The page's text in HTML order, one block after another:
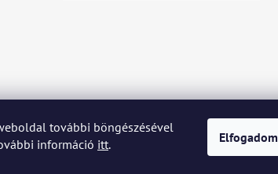
további böngészésével
információ itt. Elfogadom
Italiano Español Français Português
Ελληνικά Svenska